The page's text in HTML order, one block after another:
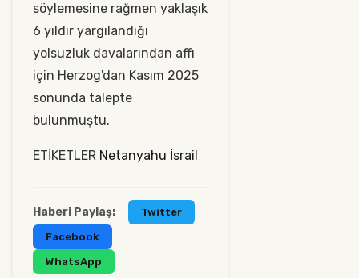
söylemesine rağmen yaklaşık
6 yıldır yargılandığı
yolsuzluk davalarından affı
için Herzog'dan Kasım 2025
sonunda talepte
bulunmuştu.
ETİKETLER Netanyahu İsrail
Haberi Paylaş: Twitter
Facebook
WhatsApp